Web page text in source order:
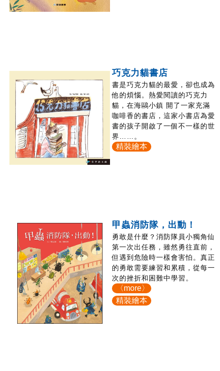
巧克力貓書店
書是巧克力貓的最愛，卻也成為
他的煩惱。熱愛閱讀的巧克力
貓，在海鷗小鎮 開了一家充滿
咖啡香的書店，這家小書店為愛
書的孩子開啟了一個不一樣的世
界……。
精裝繪本
甲蟲消防隊，出動！
勇敢是什麼？消防隊員小獨角仙
第一次出任務，雖然勇往直前，
但遇到危險時一樣會害怕。真正
的勇敢需要練習和累積，從每一
次的挫折和困難中學習。
〈more〉
精裝繪本